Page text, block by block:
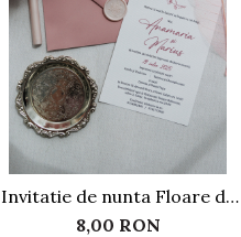
Invitatie de nunta Floare de
cires
8,00 RON